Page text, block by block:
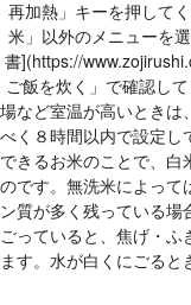
再加熱」キーを押して
米」以外のメニューを
書](https://
ご飯を炊く」で確認し
場など室温が高いときは
べく８時間以内で設定し
できるお米のことで、白
のです。無洗米によって
ン質が多く残っている
ごっていると、焦げ・ふ
ます。水が白くにごる